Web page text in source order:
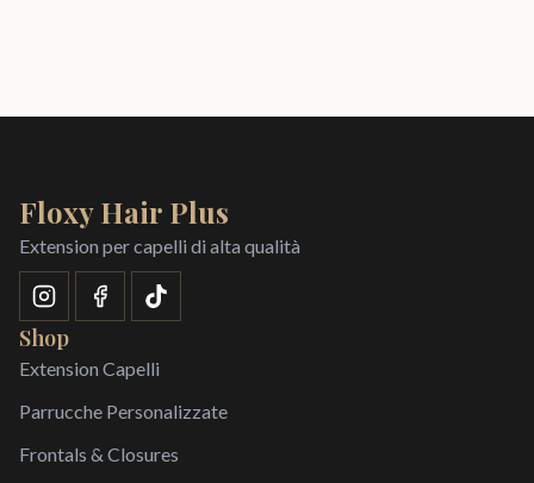
Floxy Hair Plus
Extension per capelli di alta qualità
Shop
Extension Capelli
Parrucche Personalizzate
Frontals & Closures